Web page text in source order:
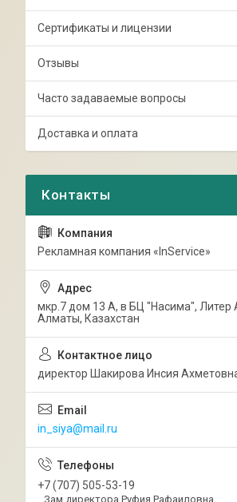
Сертификаты и лицензии
Отзывы
Часто задаваемые вопросы
Доставка и оплата
Рекламная компания «InService»
мкр.7 дом 13 А, в БЦ "Насима", Литер
Алматы, Казахстан
директор Шакирова Инсия
in_siya@mail.ru
+7 (707) 505-53-19
Зам.директора Руфия Рафаиловна